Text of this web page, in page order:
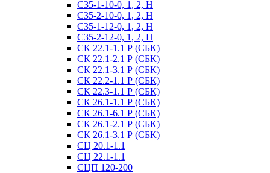
С35-1-10-0, 1, 2, Н
С35-2-10-0, 1, 2, Н
С35-1-12-0, 1, 2, Н
С35-2-12-0, 1, 2, Н
СК 22.1-1.1 Р (СБК)
СК 22.1-2.1 Р (СБК)
СК 22.1-3.1 Р (СБК)
СК 22.2-1.1 Р (СБК)
СК 22.3-1.1 Р (СБК)
СК 26.1-1.1 Р (СБК)
СК 26.1-6.1 Р (СБК)
СК 26.1-2.1 Р (СБК)
СК 26.1-3.1 Р (СБК)
СЦ 20.1-1.1
СЦ 22.1-1.1
СЦП 120-200